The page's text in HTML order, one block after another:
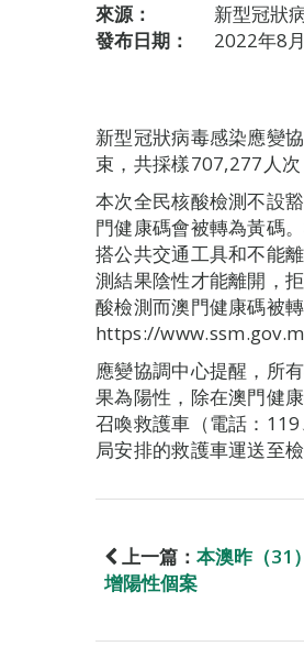
來源：
新型冠狀
發布日期：
2022年8
新型冠狀病毒感染應變
束，共採樣707,277人次
本次全民核酸檢測不設
門健康碼會被轉為黃碼
搭公共交通工具和不能
測結果陰性才能離開，
酸檢測而澳門健康碼被
https://
應變協調中心提醒，所
果為陽性，除在澳門健
召喚救護車（電話：
局安排的救護車運送至檢
上一篇： 本澳昨（31
增陽性個案